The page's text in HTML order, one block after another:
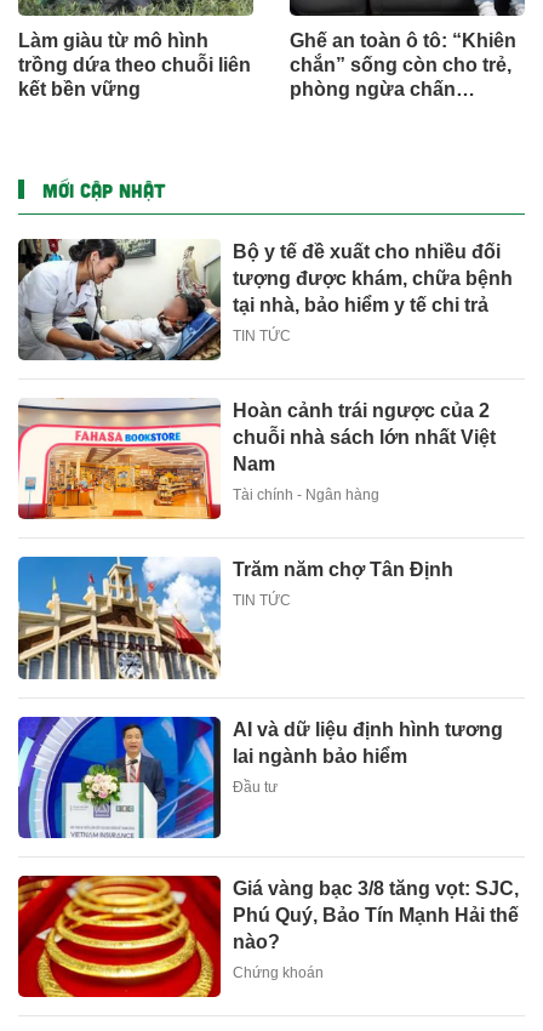
Làm giàu từ mô hình
trồng dứa theo chuỗi liên
kết bền vững
Ghế an toàn ô tô: “Khiên
chắn” sống còn cho trẻ,
phòng ngừa chấn
MỚI CẬP NHẬT
Bộ y tế đề xuất cho nhiều đối
tượng được khám, chữa bệnh
tại nhà, bảo hiểm y tế chi trả
TIN TỨC
Hoàn cảnh trái ngược của 2
chuỗi nhà sách lớn nhất Việt
Nam
Tài chính - Ngân hàng
Trăm năm chợ Tân Định
TIN TỨC
AI và dữ liệu định hình tương
lai ngành bảo hiểm
Đầu tư
Giá vàng bạc 3/8 tăng vọt: SJC,
Phú Quý, Bảo Tín Mạnh Hải thế
nào?
Chứng khoán